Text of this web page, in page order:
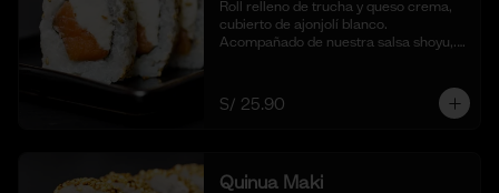
Roll relleno de trucha y queso crema,
cubierto de ajonjolí blanco.
Acompañado de nuestra salsa shoyu,.
S/ 25.90
Quinua Maki